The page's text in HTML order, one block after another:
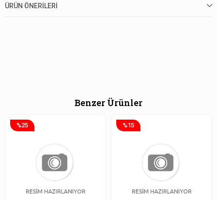
ÜRÜN ÖNERILERI
Benzer Ürünler
%25 %15